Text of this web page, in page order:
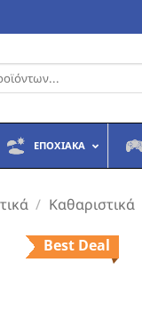
ΕΠΟΧΙΑΚΆ
/ Καθαριστικά
Best Deal